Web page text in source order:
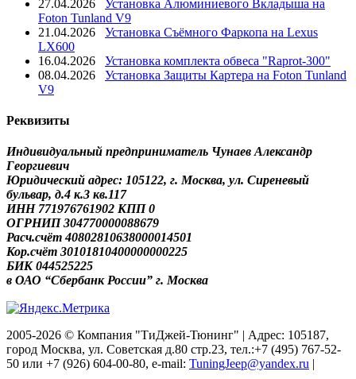
27.04.2026
Установка Алюминиевого Вкладыша на
Foton Tunland V9
21.04.2026
Установка Съёмного Фаркопа на Lexus
LX600
16.04.2026
Установка комплекта обвеса "Raprot-300"
08.04.2026
Установка Защиты Картера на Foton Tunland
V9
Реквизиты
Индивидуальный предприниматель Чунаев Александр
Георгиевич
Юридический адрес: 105122, г. Москва, ул. Сиреневый
бульвар, д.4 к.3 кв.117
ИНН 771976761902 КПП 0
ОГРНИП 304770000088679
Расч.счёт 40802810638000014501
Кор.счёт 30101810400000000225
БИК 044525225
в ОАО “Сбербанк России” г. Москва
2005-2026 © Компания "ТиДжей-Тюнинг" | Адрес: 105187,
город Москва, ул. Советская д.80 стр.23, тел.:+7 (495) 767-52-
50 или +7 (926) 604-00-80, e-mail: TuningJeep@yandex.ru |